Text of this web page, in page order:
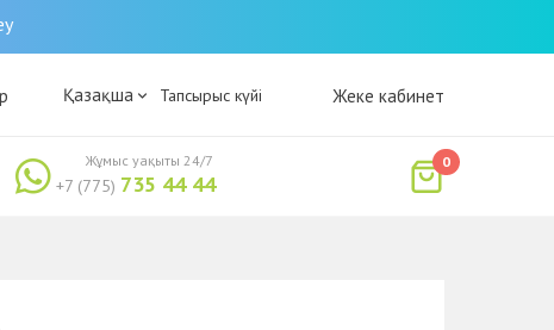
Қазақша Тапсырыс күйі Жеке кабинет
+7 (775) 735 44 44
Жұмыс уақыты 24/7 0